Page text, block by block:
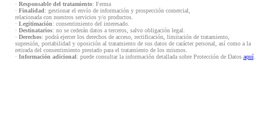
· Responsable del tratamiento: Ferma
· Finalidad: gestionar el envío de información y prospección comercial,
relacionada con nuestros servicios y/o productos.
· Legitimación: consentimiento del interesado.
· Destinatarios: no se cederán datos a terceros, salvo obligación legal.
· Derechos: podrá ejercer los derechos de acceso, rectificación, limitación de tratamiento,
supresión, portabilidad y oposición al tratamiento de sus datos de carácter personal, así como a la
retirada del consentimiento prestado para el tratamiento de los mismos.
· Información adicional: puede consultar la información detallada sobre Protección de Datos aquí.